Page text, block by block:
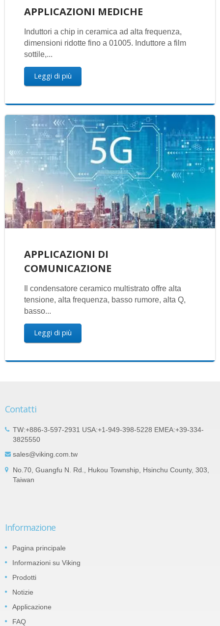
APPLICAZIONI MEDICHE
Induttori a chip in ceramica ad alta frequenza,
dimensioni ridotte fino a 01005. Induttore a film
sottile,...
Leggi di più
APPLICAZIONI DI
COMUNICAZIONE
Il condensatore ceramico multistrato offre alta
tensione, alta frequenza, basso rumore, alta Q,
basso...
Leggi di più
Contatti
TW:+886-3-597-2931 USA:+1-949-398-5228 EMEA:+39-334-
3825550
sales@viking.com.tw
No.70, Guangfu N. Rd., Hukou Township, Hsinchu County, 303,
Taiwan
Informazione
Pagina principale
Informazioni su Viking
Prodotti
Notizie
Applicazione
FAQ